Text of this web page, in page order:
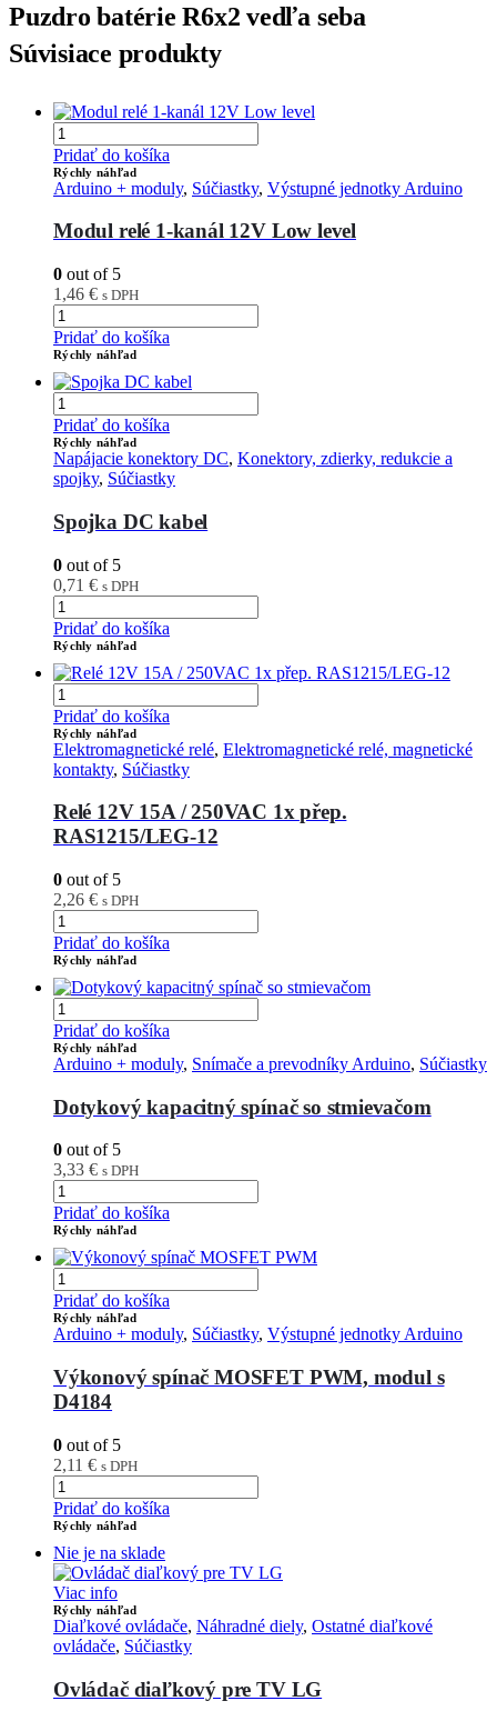
Puzdro batérie R6x2 vedľa seba
Súvisiace produkty
Pridať do košíka
Rýchly náhľad
Arduino + moduly, Súčiastky, Výstupné jednotky Arduino
Modul relé 1-kanál 12V Low level
0 out of 5
1,46 € s DPH
Pridať do košíka
Rýchly náhľad
Pridať do košíka
Rýchly náhľad
Napájacie konektory DC, Konektory, zdierky, redukcie a
spojky, Súčiastky
Spojka DC kabel
0 out of 5
0,71 € s DPH
Pridať do košíka
Rýchly náhľad
Pridať do košíka
Rýchly náhľad
Elektromagnetické relé, Elektromagnetické relé, magnetické
kontakty, Súčiastky
Relé 12V 15A / 250VAC 1x přep.
RAS1215/LEG-12
0 out of 5
2,26 € s DPH
Pridať do košíka
Rýchly náhľad
Pridať do košíka
Rýchly náhľad
Arduino + moduly, Snímače a prevodníky Arduino, Súčiastky
Dotykový kapacitný spínač so stmievačom
0 out of 5
3,33 € s DPH
Pridať do košíka
Rýchly náhľad
Pridať do košíka
Rýchly náhľad
Arduino + moduly, Súčiastky, Výstupné jednotky Arduino
Výkonový spínač MOSFET PWM, modul s
D4184
0 out of 5
2,11 € s DPH
Pridať do košíka
Rýchly náhľad
Nie je na sklade
Viac info
Rýchly náhľad
Diaľkové ovládače, Náhradné diely, Ostatné diaľkové
ovládače, Súčiastky
Ovládač diaľkový pre TV LG